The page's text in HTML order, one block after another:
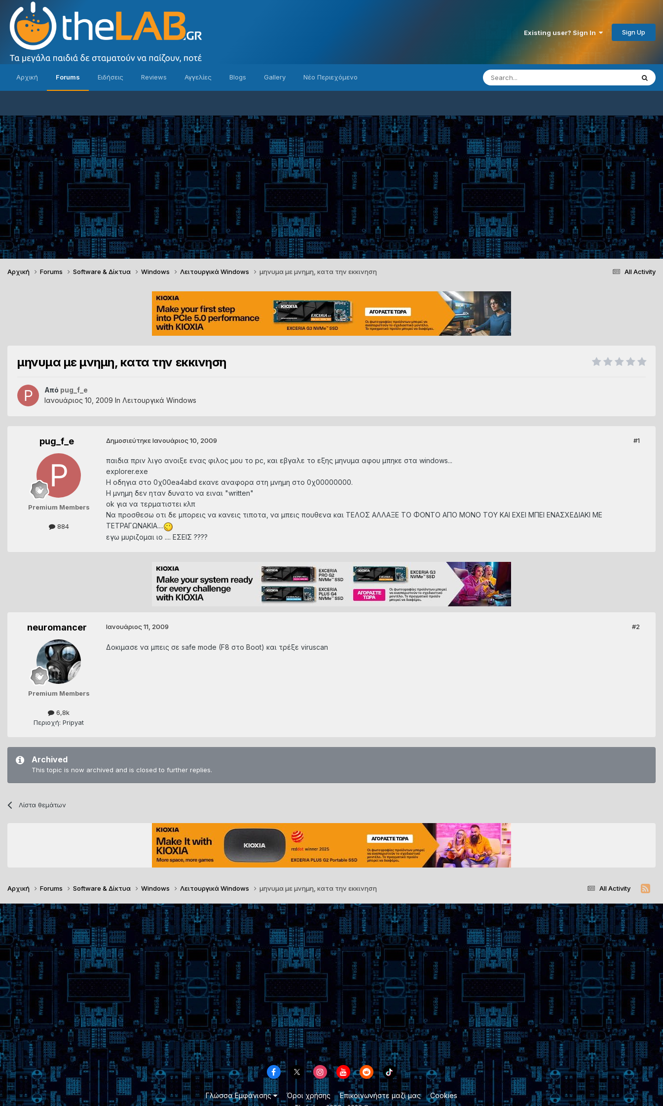
Existing user? Sign In Sign Up
Αρχική Forums Ειδήσεις Reviews Αγγελίες Blogs Gallery Νέο Περιεχόμενο
All Activity
Αρχική Forums Software & Δίκτυα Windows Λειτουργικά Windows μηνυμα με μνημη, κατα την εκκινηση
μηνυμα με μνημη, κατα την εκκινηση
Από pug_f_e
Ιανουάριος 10, 2009 In Λειτουργικά Windows
pug_f_e
Premium Members
884
#1
ΔημοσιεύτηκεΙανουάριος 10, 2009
παιδια πριν λιγο ανοιξε ενας φιλος μου το pc, και εβγαλε το εξης μηνυμα αφου μπηκε στα windows...
explorer.exe
Η οδηγια στο 0χ00ea4abd εκανε αναφορα στη μνημη στο 0χ00000000.
Η μνημη δεν ηταν δυνατο να ειναι "written"
ok για να τερματιστει κλπ
Να προσθεσω οτι δε μπορεις να κανεις τιποτα, να μπεις πουθενα και ΤΕΛΟΣ ΑΛΛΑΞΕ ΤΟ ΦΟΝΤΟ ΑΠΟ ΜΟΝΟ ΤΟΥ ΚΑΙ ΕΧΕΙ ΜΠΕΙ ΕΝΑΣΧΕΔΙΑΚΙ ΜΕ
ΤΕΤΡΑΓΩΝΑΚΙΑ....
εγω μυριζομαι ιο .... ΕΣΕΙΣ ????
neuromancer
Premium Members
6,8k
Περιοχή: Pripyat
#2
Ιανουάριος 11, 2009
Δοκιμασε να μπεις σε safe mode (F8 στο Boot) και τρέξε viruscan
Archived
This topic is now archived and is closed to further replies.
Λίστα θεμάτων
All Activity
Αρχική Forums Software & Δίκτυα Windows Λειτουργικά Windows μηνυμα με μνημη, κατα την εκκινηση
Γλώσσα Εμφάνισης Όροι χρήσης Επικοινωνήστε μαζί μας Cookies